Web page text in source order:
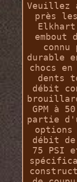
Veuillez
près
durable
chocs
dents
débit
GPM à
partie
options
débit de
75 PSI